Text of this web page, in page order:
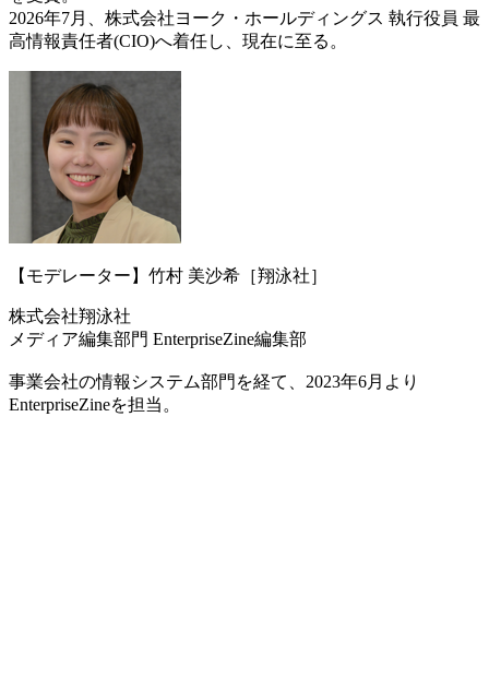
2026年7月、株式会社ヨーク・ホールディングス 執行役員 最
高情報責任者(CIO)へ着任し、現在に至る。
【モデレーター】竹村 美沙希［翔泳社］
株式会社翔泳社
メディア編集部門 EnterpriseZine編集部
事業会社の情報システム部門を経て、2023年6月より
EnterpriseZineを担当。